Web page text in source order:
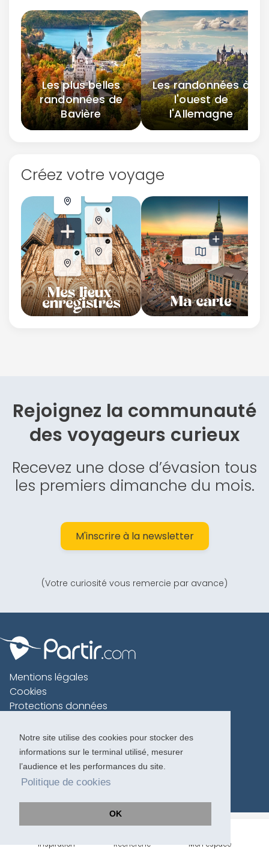
Notre site utilise des cookies pour stocker des
informations sur le terminal utilisé, mesurer
l’audience et les performances du site.
Politique de cookies
OK
Les plus belles
randonnées de
Bavière
Les randonnées à
l'ouest de
l'Allemagne
Créez votre voyage
Rejoignez la communauté
desvoyageurs curieux
Recevez une dose d’évasion tous
les premiers dimanche du mois.
M'inscrire à la newsletter
(Votre curiosité vous remercie par avance)
Mentions légales
Cookies
Protections données
Charte voyageur
Copyright 1996-2026
Inspiration Recherche Mon espace